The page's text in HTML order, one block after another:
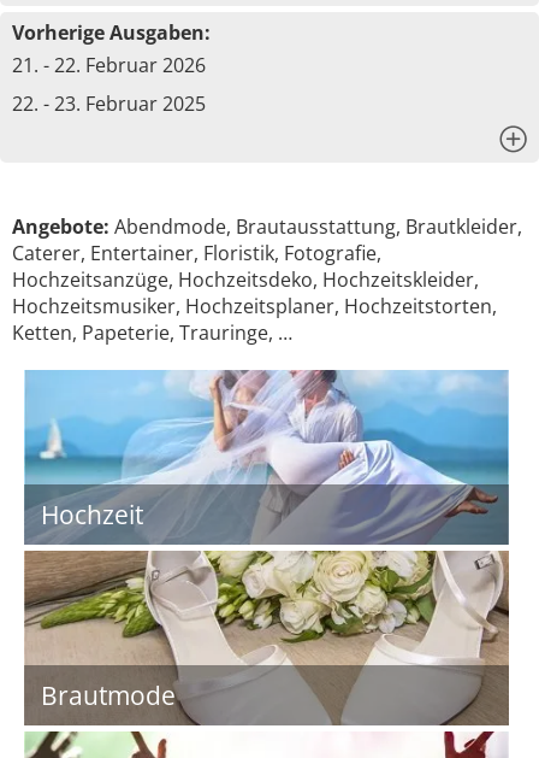
Vorherige Ausgaben:
21. - 22. Februar 2026
22. - 23. Februar 2025
Angebote: Abendmode, Brautausstattung, Brautkleider,
Caterer, Entertainer, Floristik, Fotografie,
Hochzeitsanzüge, Hochzeitsdeko, Hochzeitskleider,
Hochzeitsmusiker, Hochzeitsplaner, Hochzeitstorten,
Ketten, Papeterie, Trauringe, …
Hochzeit
Brautmode